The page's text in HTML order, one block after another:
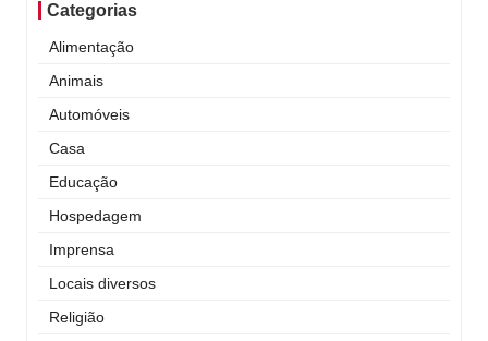
Categorias
Alimentação
Animais
Automóveis
Casa
Educação
Hospedagem
Imprensa
Locais diversos
Religião